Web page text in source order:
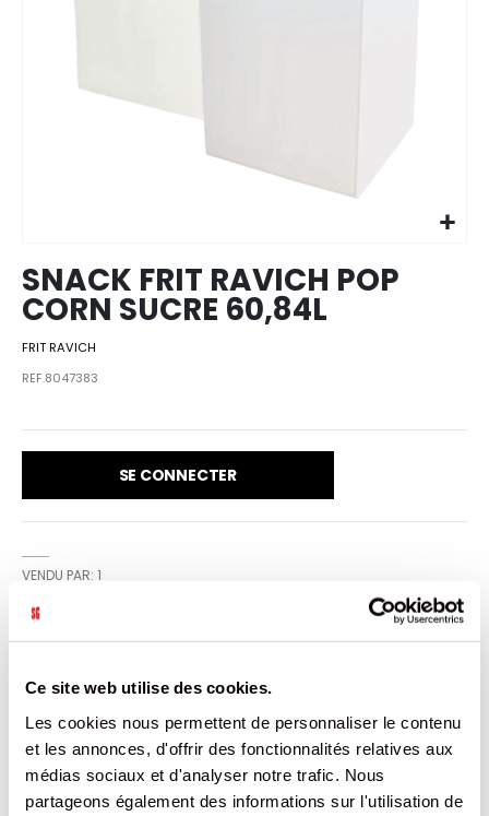
Ce site web utilise des cookies.
Les cookies nous permettent de personnaliser le contenu
et les annonces, d'offrir des fonctionnalités relatives aux
médias sociaux et d'analyser notre trafic. Nous
partageons également des informations sur l'utilisation de
images
gallery
SNACK FRIT RAVICH POP
CORN SUCRE 60,84L
FRIT RAVICH
REF.8047383
SE CONNECTER
VENDU PAR: 1
POP-CORN DE MAÏS SUCRÉS
CARACTÉRISTIQUES